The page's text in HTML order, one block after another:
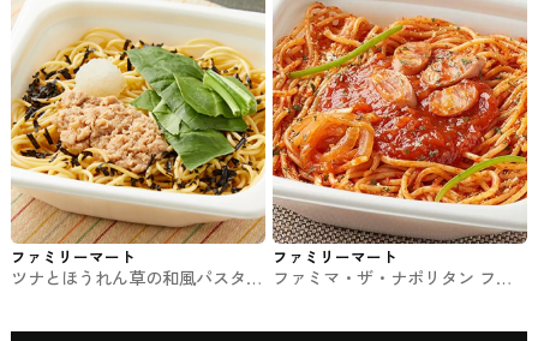
ファミリーマート
ツナとほうれん草の和風パスタ
ファミリーマート
ファミマ・ザ・ナポリタン ファ